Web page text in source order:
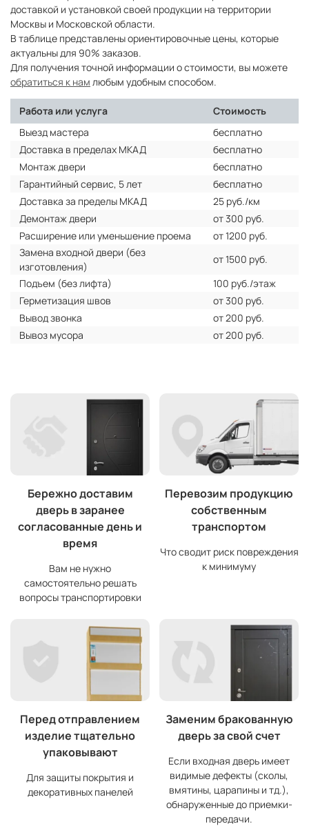
доставкой и установкой своей продукции на территории
Москвы и Московской области.
В таблице представлены ориентировочные цены, которые
актуальны для 90% заказов.
Для получения точной информации о стоимости, вы можете
обратиться к нам любым удобным способом.
Работа или услуга
Стоимость
Выезд мастера
бесплатно
Доставка в пределах МКАД
бесплатно
Монтаж двери
бесплатно
Гарантийный сервис, 5 лет
бесплатно
Доставка за пределы МКАД
25 руб./км
Демонтаж двери
от 300 руб.
Расширение или уменьшение проема
от 1200 руб.
Замена входной двери (без
изготовления)
от 1500 руб.
Подъем (без лифта)
100 руб./этаж
Герметизация швов
от 300 руб.
Вывод звонка
от 200 руб.
Вывоз мусора
от 200 руб.
Бережно доставим
дверь в заранее
согласованные день и
время
Вам не нужно
самостоятельно решать
вопросы транспортировки
Перевозим продукцию
собственным
транспортом
Что сводит риск повреждения
к минимуму
Перед отправлением
изделие тщательно
упаковывают
Для защиты покрытия и
декоративных панелей
Заменим бракованную
дверь за свой счет
Если входная дверь имеет
видимые дефекты (сколы,
вмятины, царапины и тд.),
обнаруженные до приемки-
передачи.